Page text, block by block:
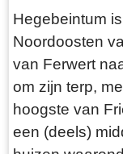
staat een
stellen maar
met de grond
heeft hij
de Leeuwarder
zijn
een
Hegebeintum
Noordoosten
van Ferwert
om zijn terp,
hoogste van
een (deels)